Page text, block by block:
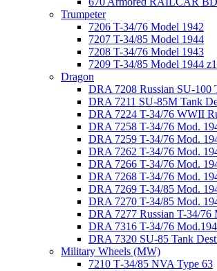
Trumpeter
7206 T-34/76 Model 1942
7207 T-34/85 Model 1944
7208 T-34/76 Model 1943
7209 T-34/85 Model 1944
Dragon
DRA 7208 Russian SU-100
DRA 7211 SU-85M Tank
DRA 7224 T-34/76 WWII
DRA 7258 T-34/76 Mod.
DRA 7259 T-34/76 Mod.
DRA 7262 T-34/76 Mod.
DRA 7266 T-34/76 Mod.
DRA 7268 T-34/76 Mod.
DRA 7269 T-34/85 Mod.
DRA 7270 T-34/85 Mod.
DRA 7277 Russian T-34/76
DRA 7316 T-34/76
DRA 7320 SU-85 Tank
Military Wheels (MW)
7210 Т-34/85 NVA Type 63